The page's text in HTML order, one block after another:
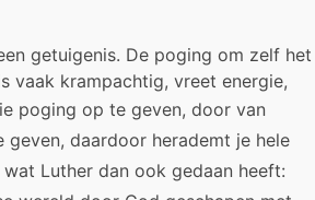
getuigenis. De poging om zelf het
vaak krampachtig, vreet energie,
poging op te geven, door van
geven, daardoor herademt je hele
Luther dan ook gedaan heeft: